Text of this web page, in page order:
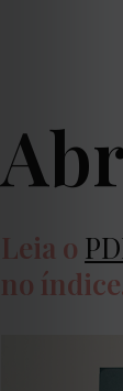
Leia o
no